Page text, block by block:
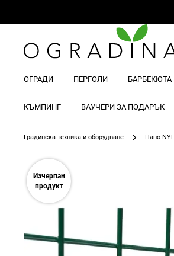
ОГРАДИ ПЕРГОЛИ БАРБЕКЮТА
КЪМПИНГ ВАУЧЕРИ ЗА ПОДАРЪК
Градинска техника и оборудване Панo
Изчерпан
продукт
Преминете
към
края
на
галерията
изображенията